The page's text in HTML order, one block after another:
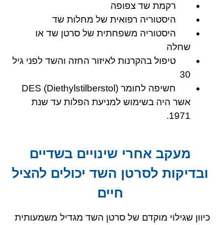
רקמת שד צפופה
היסטוריה רפואית של מחלות שד
היסטוריה משפחתית של סרטן שד או
שחלה
טיפול בהקרנות לאיזור החזה והשד לפני גיל
30
חשיפה לחומר DES (Diethylstilberstol)
אשר היה בשימוש למניעת הפלות עד שנת
1971.
מעקב אחרי שינויים בשדיים
ובדיקות לסרטן השד יכולים להציל
חיים
כיוון שגילוי מוקדם של סרטן השד מגדיל משמעותית